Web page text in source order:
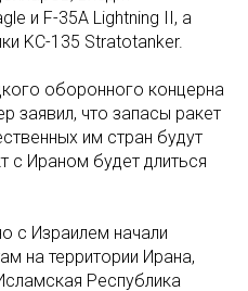
и F-35A Lightning II, а
KC-135 Stratotanker.
оборонного концерна
заявил, что запасы ракет
им стран будут
с Ираном будет длиться
с Израилем начали
на территории Ирана,
Республика